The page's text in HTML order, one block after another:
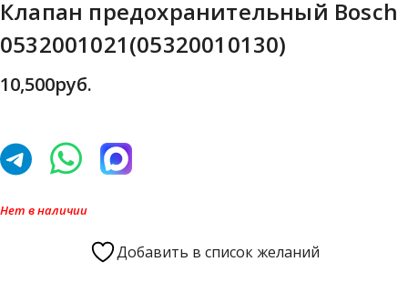
Клапан предохранительный Bosch
0532001021(05320010130)
10,500руб.
Нет в наличии
Добавить в список желаний